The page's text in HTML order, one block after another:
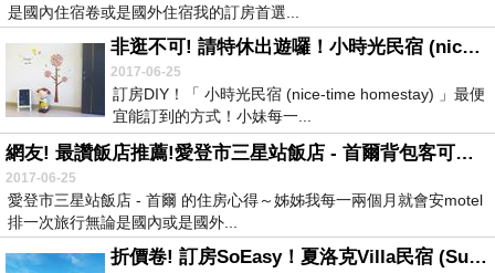
是國內住宿卷或是國外住宿我的訂房首選...
非逛不可! 請特休出遊囉！小時光民宿 (nice-time homestay)怎樣訂房最省
2017-06-25
訂房DIY！「 小時光民宿 (nice-time homestay) 」最便
宜能訂到的方式！小妹每一...
網友! 最讚飯店推薦!愛登市三星站飯店 - 首爾背包客可考慮
2017-06-25
愛登市三星站飯店 - 首爾 的住房心得～姊姊我每一兩個月就會安motel
排一次旅行無論是國內或是國外...
折價卷! 訂房SoEasy！夏洛克Villa民宿 (Summer Rock Villa)住宿排行榜